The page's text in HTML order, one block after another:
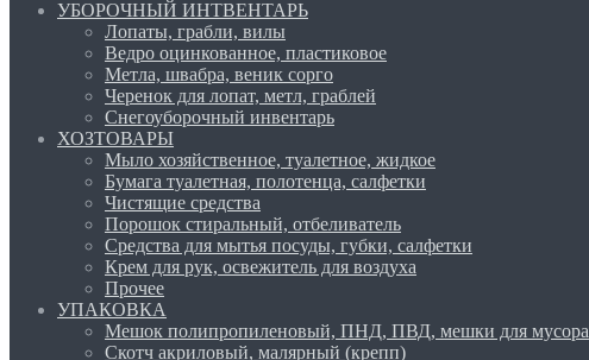
УБОРОЧНЫЙ ИНТВЕНТАРЬ
Лопаты, грабли, вилы
Ведро оцинкованное, пластиковое
Метла, швабра, веник сорго
Черенок для лопат, метл, граблей
Снегоуборочный инвентарь
ХОЗТОВАРЫ
Мыло хозяйственное, туалетное, жидкое
Бумага туалетная, полотенца, салфетки
Чистящие средства
Порошок стиральный, отбеливатель
Средства для мытья посуды, губки, салфетки
Крем для рук, освежитель для воздуха
Прочее
УПАКОВКА
Мешок полипропиленовый, ПНД, ПВД, мешки для мусора
Скотч акриловый, малярный (крепп)